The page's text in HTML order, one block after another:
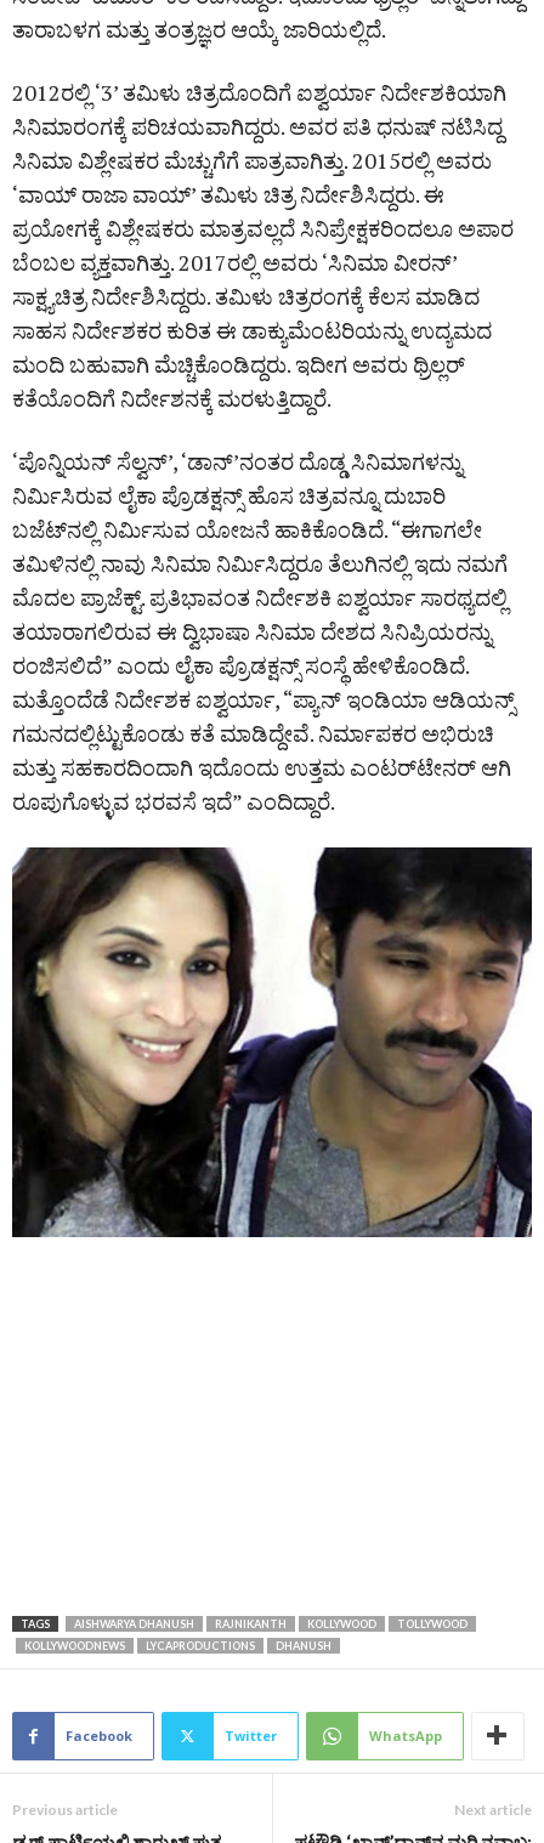
ತಾರಾಬಳಗ ಮತ್ತು ತಂತ್ರಜ್ಞರ ಆಯ್ಕೆ ಜಾರಿಯಲ್ಲಿದೆ.
2012ರಲ್ಲಿ ‘3’ ತಮಿಳು ಚಿತ್ರದೊಂದಿಗೆ ಐಶ್ವರ್ಯಾ ನಿರ್ದೇಶಕಿಯಾಗಿ
ಸಿನಿಮಾರಂಗಕ್ಕೆ ಪರಿಚಯವಾಗಿದ್ದರು. ಅವರ ಪತಿ ಧನುಷ್‌ ನಟಿಸಿದ್ದ
ಸಿನಿಮಾ ವಿಶ್ಲೇಷಕರ ಮೆಚ್ಚುಗೆಗೆ ಪಾತ್ರವಾಗಿತ್ತು. 2015ರಲ್ಲಿ ಅವರು
‘ವಾಯ್‌ ರಾಜಾ ವಾಯ್‌’ ತಮಿಳು ಚಿತ್ರ ನಿರ್ದೇಶಿಸಿದ್ದರು. ಈ
ಪ್ರಯೋಗಕ್ಕೆ ವಿಶ್ಲೇಷಕರು ಮಾತ್ರವಲ್ಲದೆ ಸಿನಿಪ್ರೇಕ್ಷಕರಿಂದಲೂ ಅಪಾರ
ಬೆಂಬಲ ವ್ಯಕ್ತವಾಗಿತ್ತು. 2017ರಲ್ಲಿ ಅವರು ‘ಸಿನಿಮಾ ವೀರನ್‌’
ಸಾಕ್ಷ್ಯಚಿತ್ರ ನಿರ್ದೇಶಿಸಿದ್ದರು. ತಮಿಳು ಚಿತ್ರರಂಗಕ್ಕೆ ಕೆಲಸ ಮಾಡಿದ
ಸಾಹಸ ನಿರ್ದೇಶಕರ ಕುರಿತ ಈ ಡಾಕ್ಯುಮೆಂಟರಿಯನ್ನು ಉದ್ಯಮದ
ಮಂದಿ ಬಹುವಾಗಿ ಮೆಚ್ಚಿಕೊಂಡಿದ್ದರು. ಇದೀಗ ಅವರು ಥ್ರಿಲ್ಲರ್
ಕತೆಯೊಂದಿಗೆ ನಿರ್ದೇಶನಕ್ಕೆ ಮರಳುತ್ತಿದ್ದಾರೆ.
‘ಪೊನ್ನಿಯನ್ ಸೆಲ್ವನ್‌’, ‘ಡಾನ್‌’ನಂತರ ದೊಡ್ಡ ಸಿನಿಮಾಗಳನ್ನು
ನಿರ್ಮಿಸಿರುವ ಲೈಕಾ ಪ್ರೊಡಕ್ಷನ್ಸ್‌ ಹೊಸ ಚಿತ್ರವನ್ನೂ ದುಬಾರಿ
ಬಜೆಟ್‌ನಲ್ಲಿ ನಿರ್ಮಿಸುವ ಯೋಜನೆ ಹಾಕಿಕೊಂಡಿದೆ. “ಈಗಾಗಲೇ
ತಮಿಳಿನಲ್ಲಿ ನಾವು ಸಿನಿಮಾ ನಿರ್ಮಿಸಿದ್ದರೂ ತೆಲುಗಿನಲ್ಲಿ ಇದು ನಮಗೆ
ಮೊದಲ ಪ್ರಾಜೆಕ್ಟ್‌. ಪ್ರತಿಭಾವಂತ ನಿರ್ದೇಶಕಿ ಐಶ್ವರ್ಯಾ ಸಾರಥ್ಯದಲ್ಲಿ
ತಯಾರಾಗಲಿರುವ ಈ ದ್ವಿಭಾಷಾ ಸಿನಿಮಾ ದೇಶದ ಸಿನಿಪ್ರಿಯರನ್ನು
ರಂಜಿಸಲಿದೆ” ಎಂದು ಲೈಕಾ ಪ್ರೊಡಕ್ಷನ್ಸ್ ಸಂಸ್ಥೆ ಹೇಳಿಕೊಂಡಿದೆ.
ಮತ್ತೊಂದೆಡೆ ನಿರ್ದೇಶಕ ಐಶ್ವರ್ಯಾ, “ಪ್ಯಾನ್ ಇಂಡಿಯಾ ಆಡಿಯನ್ಸ್‌
ಗಮನದಲ್ಲಿಟ್ಟುಕೊಂಡು ಕತೆ ಮಾಡಿದ್ದೇವೆ. ನಿರ್ಮಾಪಕರ ಅಭಿರುಚಿ
ಮತ್ತು ಸಹಕಾರದಿಂದಾಗಿ ಇದೊಂದು ಉತ್ತಮ ಎಂಟರ್‌ಟೇನರ್ ಆಗಿ
ರೂಪುಗೊಳ್ಳುವ ಭರವಸೆ ಇದೆ” ಎಂದಿದ್ದಾರೆ.
TAGS AISHWARYA DHANUSH RAJNIKANTH KOLLYWOOD
TOLLYWOOD
KOLLYWOODNEWS
LYCAPRODUCTIONS DHANUSH
Facebook Twitter WhatsApp
Previous article Next article